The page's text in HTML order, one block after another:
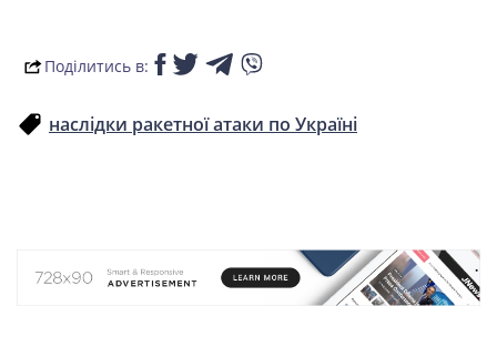
Поділитись в:
наслідки ракетної атаки по Україні